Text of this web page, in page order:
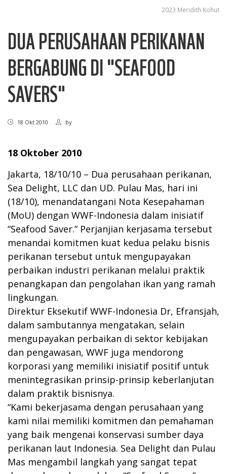
2023 Meridith Kohut
DUA PERUSAHAAN PERIKANAN
BERGABUNG DI "SEAFOOD
SAVERS"
18 Okt 2010 by
18 Oktober 2010
Jakarta, 18/10/10 – Dua perusahaan perikanan,
Sea Delight, LLC dan UD. Pulau Mas, hari ini
(18/10), menandatangani Nota Kesepahaman
(MoU) dengan WWF-Indonesia dalam inisiatif
“Seafood Saver.” Perjanjian kerjasama tersebut
menandai komitmen kuat kedua pelaku bisnis
perikanan tersebut untuk mengupayakan
perbaikan industri perikanan melalui praktik
penangkapan dan pengolahan ikan yang ramah
lingkungan.
Direktur Eksekutif WWF-Indonesia Dr, Efransjah,
dalam sambutannya mengatakan, selain
mengupayakan perbaikan di sektor kebijakan
dan pengawasan, WWF juga mendorong
korporasi yang memiliki inisiatif positif untuk
menintegrasikan prinsip-prinsip keberlanjutan
dalam praktik bisnisnya.
“Kami bekerjasama dengan perusahaan yang
kami nilai memiliki komitmen dan pemahaman
yang baik mengenai konservasi sumber daya
perikanan laut Indonesia. Sea Delight dan Pulau
Mas mengambil langkah yang sangat tepat